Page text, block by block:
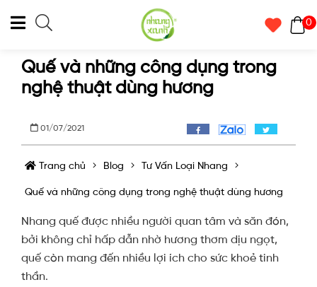
0
Quế và những công dụng trong
nghệ thuật dùng hương
01/07/2021
Trang chủ Blog Tư Vấn Loại Nhang
Quế và những công dụng trong nghệ thuật dùng hương
Nhang quế được nhiều người quan tâm và săn đón,
bởi không chỉ hấp dẫn nhờ hương thơm dịu ngọt,
quế còn mang đến nhiều lợi ích cho sức khoẻ tinh
thần.